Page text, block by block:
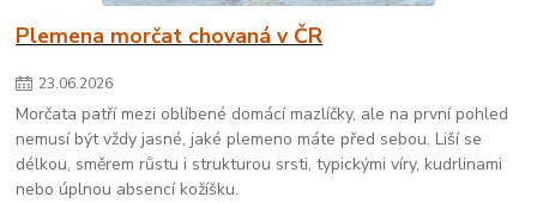
Plemena morčat chovaná v ČR
23.06.2026
Morčata patří mezi oblíbené domácí mazlíčky, ale na první pohled
nemusí být vždy jasné, jaké plemeno máte před sebou. Liší se
délkou, směrem růstu i strukturou srsti, typickými víry, kudrlinami
nebo úplnou absencí kožíšku.